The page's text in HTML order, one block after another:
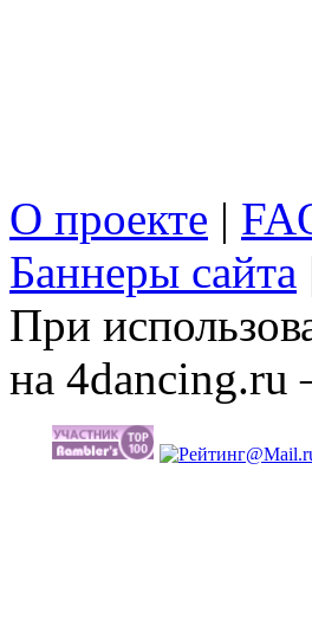
О проекте |
Баннеры сайта
При
на 4dancing.ru